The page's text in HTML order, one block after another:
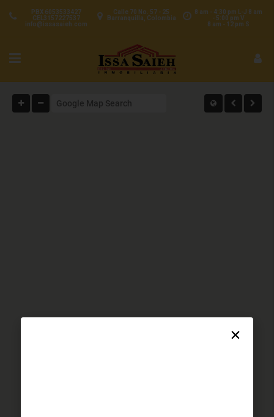
8 am - 4:30 pm L-J 8 am
- 5:00 pm V
8 am - 12 pm S
Calle 70 No. 57 - 25
Barranquilla, Colombia
PBX 6053533427
CEL3157227537
info@issasaieh.com